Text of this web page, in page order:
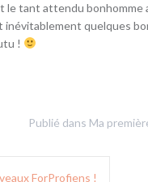
le tant attendu
quelques
!
Publié dans Ma
ForProfiens !